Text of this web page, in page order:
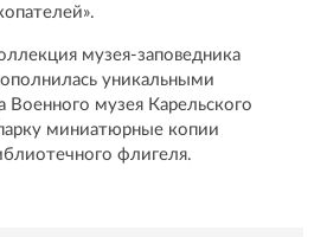
музея-заповедника
уникальными
Военного музея Карельского
миниатюрные копии
флигеля.